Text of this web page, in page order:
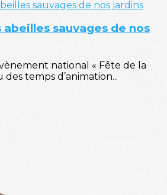
sauvages de nos
national « Fête de la
temps d’animation...